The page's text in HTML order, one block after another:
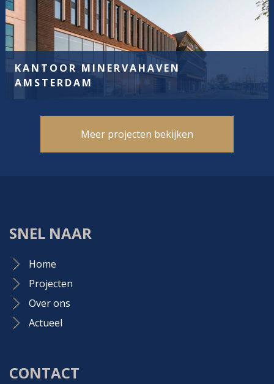
KANTOOR MINERVAHAVEN
AMSTERDAM
Meer projecten bekijken
SNEL NAAR
Home
Projecten
Over ons
Actueel
CONTACT